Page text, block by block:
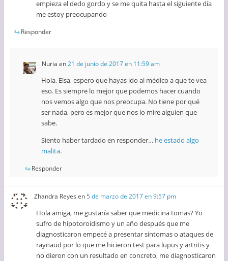
empieza el dedo gordo y se me quita hasta el siguiente día
me estoy preocupando
Responder
Nuria en21 de junio de 2017 en 11:59 am
Hola, Elsa, espero que hayas ido al médico a que te vea
eso. Es siempre lo mejor que podemos hacer cuando
nos vemos algo que nos preocupa. No tiene por qué
ser nada, pero es mejor que nos lo mire alguien que
sabe.
Siento haber tardado en responder… he estado algo
malita.
Responder
Zhandra Reyes en5 de marzo de 2017 en 9:57 pm
Hola amiga, me gustaría saber que medicina tomas? Yo
sufro de hipotoroidismo y un año después que me
diagnosticaron empecé a presentar síntomas o ataques de
raynaud por lo que me hicieron test para lupus y artritis y
no dieron con un resultado en concreto, me diagnosticaron